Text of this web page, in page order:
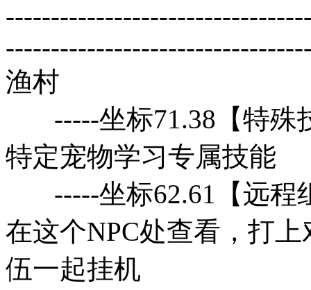
渔村
-----坐标71.38【特殊
特定宠物学习专属技能
-----坐标62.61【远程
在这个NPC处查看，打
伍一起挂机